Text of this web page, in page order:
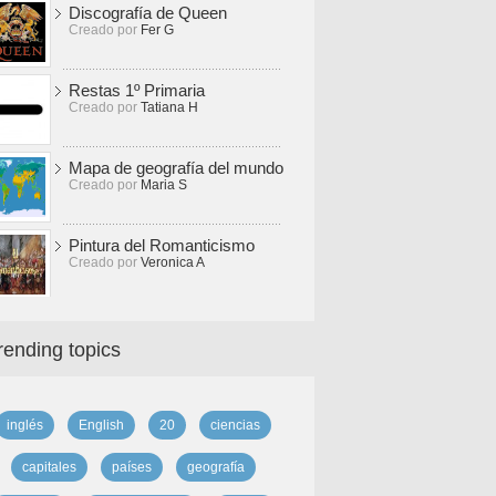
Discografía de Queen
Creado por Fer G
Restas 1º Primaria
Creado por Tatiana H
Mapa de geografía del mundo
Creado por Maria S
Pintura del Romanticismo
Creado por Veronica A
topics
inglés English 20 ciencias
capitales países geografía